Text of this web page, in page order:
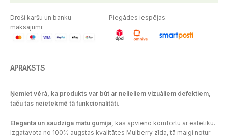
Droši karšu un banku
maksājumi:
Piegādes iespējas:
APRAKSTS
Ņemiet vērā, ka produkts var būt ar nelieliem vizuāliem defektiem,
taču tas neietekmē tā funkcionalitāti.
Eleganta un saudzīga matu gumija, kas apvieno komfortu ar estētiku.
Izgatavota no 100% augstas kvalitātes Mulberry zīda, tā maigi notur